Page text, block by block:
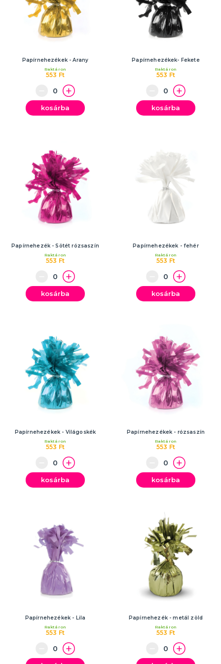
Papírnehezékek - Arany
553 Ft
Raktáron
kosárba
Papírnehezékek- Fekete
553 Ft
Raktáron
kosárba
Papírnehezék - Sötét rózsaszín
553 Ft
Raktáron
kosárba
Papírnehezékek - fehér
553 Ft
Raktáron
kosárba
Papírnehezékek - Világoskék
553 Ft
Raktáron
kosárba
Papírnehezékek - rózsaszín
553 Ft
Raktáron
kosárba
Papírnehezékek - Lila
553 Ft
Raktáron
Papírnehezék - metál zöld
553 Ft
Raktáron